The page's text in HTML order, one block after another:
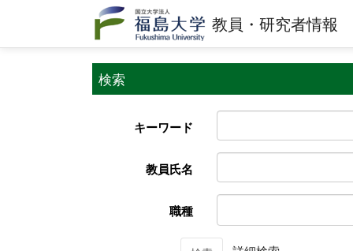
教員・研究者情報
検索
キーワード
教員氏名
職種